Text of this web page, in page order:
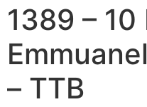
1389 – 10
– TTB